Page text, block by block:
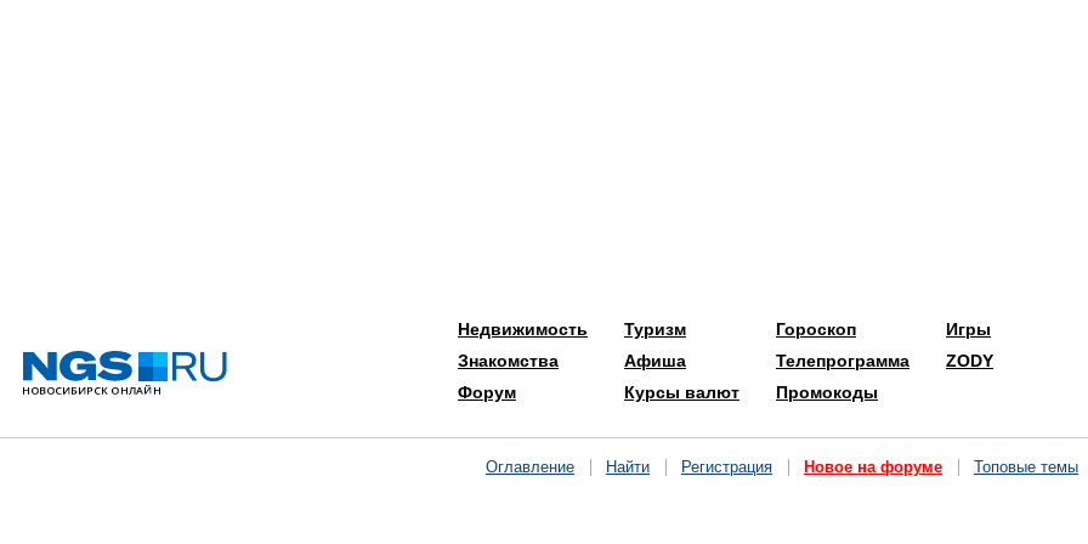
Недвижимость
Знакомства
Форум
Туризм
Афиша
Курсы валют
Гороскоп
Телепрограмма
Промокоды
Игры
ZODY
Оглавление Найти Регистрация Новое на форуме Топовые темы